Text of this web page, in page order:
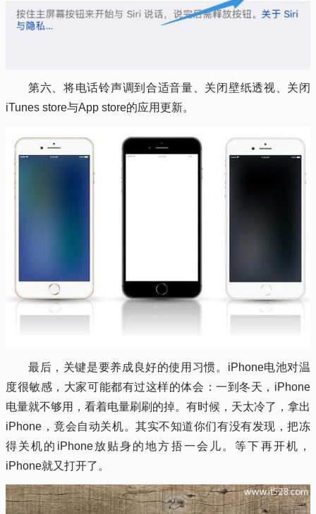
第六、将电话铃声调到合适音量、关闭壁纸透视、关闭
iTunes store与App store的应用更新。
最后，关键是要养成良好的使用习惯。iPhone电池对温
度很敏感，大家可能都有过这样的体会：一到冬天，iPhone
电量就不够用，看着电量刷刷的掉。有时候，天太冷了，拿出
iPhone，竟会自动关机。其实不知道你们有没有发现，把冻
得关机的iPhone放贴身的地方捂一会儿。等下再开机，
iPhone就又打开了。